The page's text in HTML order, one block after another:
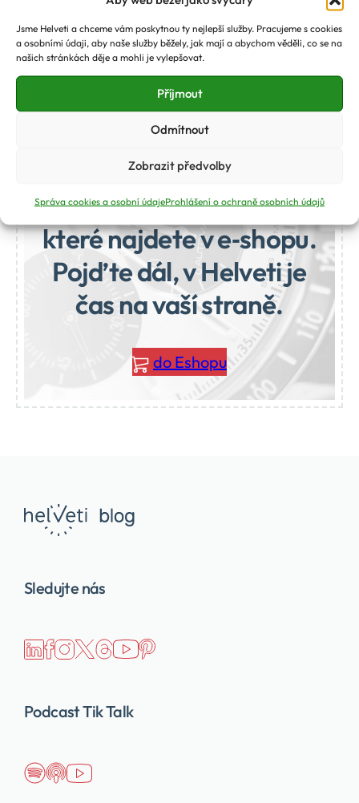
Jsme Helveti a chceme vám poskytnou ty nejlepší služby. Pracujeme s cookies
a osobními údaji, aby naše služby běžely, jak mají a abychom věděli, co se na
našich stránkách děje a mohli je vylepšovat.
Příjmout
Odmítnout
Zobrazit předvolby
Správa cookies a osobní údajeProhlášení o ochraně osobních údajů
Na blogu pro vás
odkrýváme tajemství
maličkých strojků času,
které najdete v e‑shopu.
Pojďte dál, v Helveti je
čas na vaší straně.
do Eshopu
Sledujte nás
Podcast Tik Talk